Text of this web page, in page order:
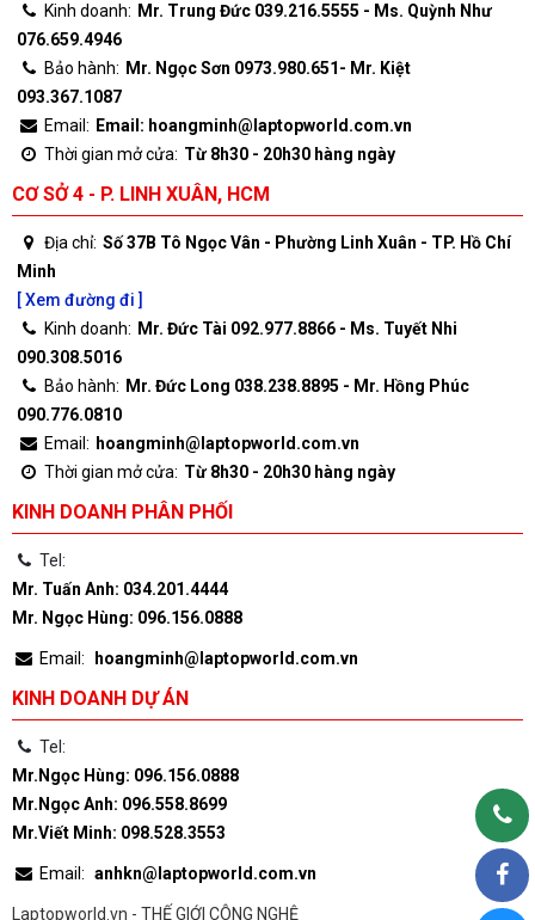
Kinh doanh: Mr. Trung Đức 039.216.5555 - Ms. Quỳnh Như
076.659.4946
Bảo hành: Mr. Ngọc Sơn 0973.980.651- Mr. Kiệt
093.367.1087
Email: Email: hoangminh@laptopworld.com.vn
Thời gian mở cửa: Từ 8h30 - 20h30 hàng ngày
CƠ SỞ 4 - P. LINH XUÂN, HCM
Địa chỉ: Số 37B Tô Ngọc Vân - Phường Linh Xuân - TP. Hồ Chí
Minh
[ Xem đường đi ]
Kinh doanh: Mr. Đức Tài 092.977.8866 - Ms. Tuyết Nhi
090.308.5016
Bảo hành: Mr. Đức Long 038.238.8895 - Mr. Hồng Phúc
090.776.0810
Email: hoangminh@laptopworld.com.vn
Thời gian mở cửa: Từ 8h30 - 20h30 hàng ngày
KINH DOANH PHÂN PHỐI
Tel:
Mr. Tuấn Anh: 034.201.4444
Mr. Ngọc Hùng: 096.156.0888
Email: hoangminh@laptopworld.com.vn
KINH DOANH DỰ ÁN
Tel:
Mr.Ngọc Hùng: 096.156.0888
Mr.Ngọc Anh: 096.558.8699
Mr.Viết Minh: 098.528.3553
Email: anhkn@laptopworld.com.vn
Laptopworld.vn - THẾ GIỚI CÔNG NGHỆ